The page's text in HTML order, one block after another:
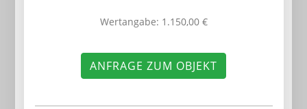
Wertangabe: 1.150,00 €
ANFRAGE ZUM OBJEKT